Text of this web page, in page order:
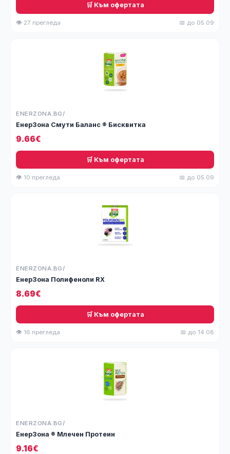
🛒 Към офертата
👁 27 прегледа 📅 до 05.09
ENERZONA.BG/
ЕнерЗона Смути Баланс ® Бисквитка
9.66€
🛒 Към офертата
👁 10 прегледа 📅 до 05.09
ENERZONA.BG/
ЕнерЗона Полифеноли RX
8.69€
🛒 Към офертата
👁 16 прегледа 📅 до 14.08
ENERZONA.BG/
ЕнерЗона ® Млечен Протеин
9.16€